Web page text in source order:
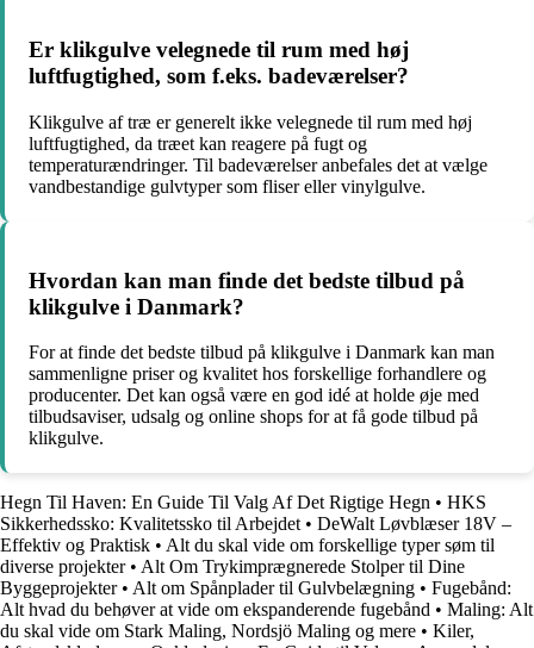
Er klikgulve velegnede til rum med høj
luftfugtighed, som f.eks. badeværelser?
Klikgulve af træ er generelt ikke velegnede til rum med høj
luftfugtighed, da træet kan reagere på fugt og
temperaturændringer. Til badeværelser anbefales det at vælge
vandbestandige gulvtyper som fliser eller vinylgulve.
Hvordan kan man finde det bedste tilbud på
klikgulve i Danmark?
For at finde det bedste tilbud på klikgulve i Danmark kan man
sammenligne priser og kvalitet hos forskellige forhandlere og
producenter. Det kan også være en god idé at holde øje med
tilbudsaviser, udsalg og online shops for at få gode tilbud på
klikgulve.
Hegn Til Haven: En Guide Til Valg Af Det Rigtige Hegn • HKS
Sikkerhedssko: Kvalitetssko til Arbejdet • DeWalt Løvblæser 18V –
Effektiv og Praktisk • Alt du skal vide om forskellige typer søm til
diverse projekter• Alt Om Trykimprægnerede Stolper til Dine
Byggeprojekter• Alt om Spånplader til Gulvbelægning • Fugebånd:
Alt hvad du behøver at vide om ekspanderende fugebånd • Maling: Alt
du skal vide om Stark Maling, Nordsjö Maling og mere • Kiler,